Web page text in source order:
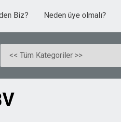
Biz? Neden üye olmalı?